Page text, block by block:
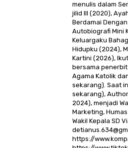
menulis dalam
jilid III (2020),
Berdamai
Autobiografi Mini
Keluargaku
Hidupku (2024),
Kartini (2026),
bersama
Agama Katolik
sekarang). Saat
sekarang),
2024), menjadi
Marketing,
Wakil Kepala SD
https://